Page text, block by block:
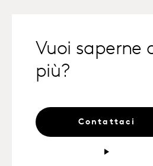
Vuoi saperne
più?
Contattaci